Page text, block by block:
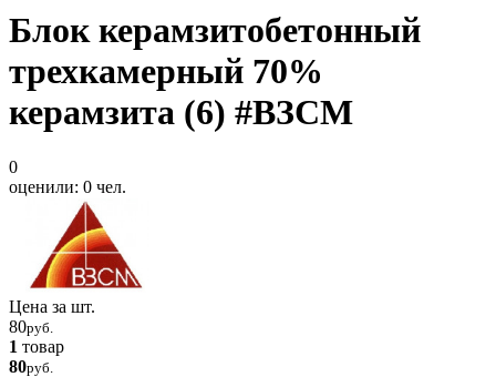
Блок керамзитобетонный
трехкамерный 70%
керамзита (6) #ВЗСМ
0
оценили: 0 чел.
Цена за шт.
80руб.
1 товар
80руб.